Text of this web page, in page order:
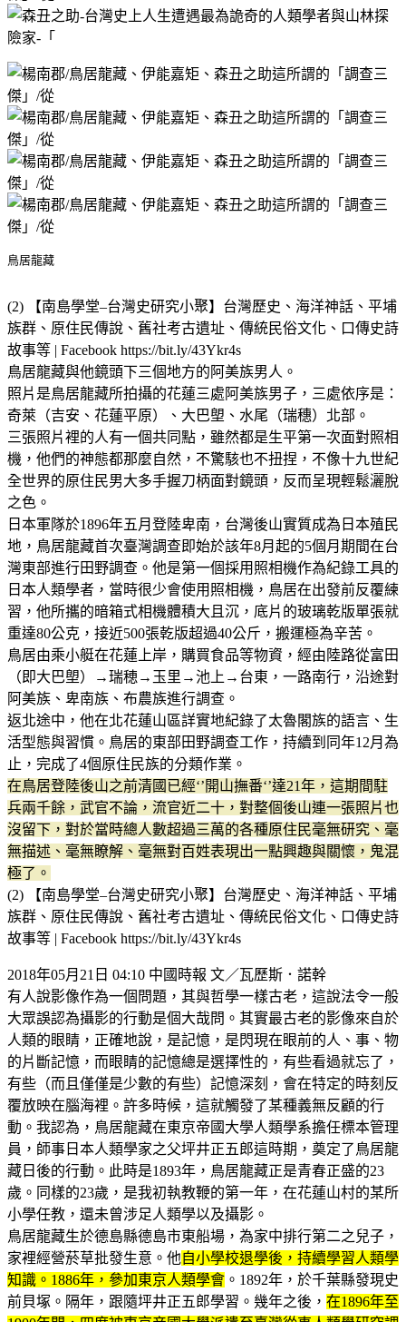
鳥居龍藏
(2) 【南島學堂–台灣史研究小聚】台灣歷史、海洋神話、平埔
族群、原住民傳說、舊社考古遺址、傳統民俗文化、口傳史詩
故事等 | Facebook https://bit.ly/43Ykr4s
鳥居龍藏與他鏡頭下三個地方的阿美族男人。
照片是鳥居龍藏所拍攝的花蓮三處阿美族男子，三處依序是：
奇萊（吉安、花蓮平原）、大巴塱、水尾（瑞穗）北部。
三張照片裡的人有一個共同點，雖然都是生平第一次面對照相
機，他們的神態都那麼自然，不驚駭也不扭捏，不像十九世紀
全世界的原住民男大多手握刀柄面對鏡頭，反而呈現輕鬆灑脫
之色。
日本軍隊於1896年五月登陸卑南，台灣後山實質成為日本殖民
地，鳥居龍藏首次臺灣調查即始於該年8月起的5個月期間在台
灣東部進行田野調查。他是第一個採用照相機作為紀錄工具的
日本人類學者，當時很少會使用照相機，鳥居在出發前反覆練
習，他所攜的暗箱式相機體積大且沉，底片的玻璃乾版單張就
重達80公克，接近500張乾版超過40公斤，搬運極為辛苦。
鳥居由乘小艇在花蓮上岸，購買食品等物資，經由陸路從富田
（即大巴塱）→瑞穂→玉里→池上→台東，一路南行，沿途對
阿美族、卑南族、布農族進行調查。
返北途中，他在北花蓮山區詳實地紀錄了太魯閣族的語言、生
活型態與習慣。鳥居的東部田野調查工作，持續到同年12月為
止，完成了4個原住民族的分類作業。
在鳥居登陸後山之前清國已經‘’開山撫番‘’達21年，這期間駐
兵兩千餘，武官不論，流官近二十，對整個後山連一張照片也
沒留下，對於當時總人數超過三萬的各種原住民毫無研究、毫
無描述、毫無瞭解、毫無對百姓表現出一點興趣與關懷，鬼混
極了。
(2) 【南島學堂–台灣史研究小聚】台灣歷史、海洋神話、平埔
族群、原住民傳說、舊社考古遺址、傳統民俗文化、口傳史詩
故事等 | Facebook https://bit.ly/43Ykr4s
2018年05月21日 04:10 中國時報 文／瓦歷斯．諾幹
有人說影像作為一個問題，其與哲學一樣古老，這說法令一般
大眾誤認為攝影的行動是個大哉問。其實最古老的影像來自於
人類的眼睛，正確地說，是記憶，是閃現在眼前的人、事、物
的片斷記憶，而眼睛的記憶總是選擇性的，有些看過就忘了，
有些（而且僅僅是少數的有些）記憶深刻，會在特定的時刻反
覆放映在腦海裡。許多時候，這就觸發了某種義無反顧的行
動。我認為，鳥居龍藏在東京帝國大學人類學系擔任標本管理
員，師事日本人類學家之父坪井正五郎這時期，奠定了鳥居龍
藏日後的行動。此時是1893年，鳥居龍藏正是青春正盛的23
歲。同樣的23歲，是我初執教鞭的第一年，在花蓮山村的某所
小學任教，還未曾涉足人類學以及攝影。
鳥居龍藏生於德島縣德島市東船場，為家中排行第二之兒子，
家裡經營菸草批發生意。他自小學校退學後，持續學習人類學
知識。1886年，參加東京人類學會 。1892年，於千葉縣發現史
前貝塚。隔年，跟隨坪井正五郎學習。幾年之後， 在1896年至